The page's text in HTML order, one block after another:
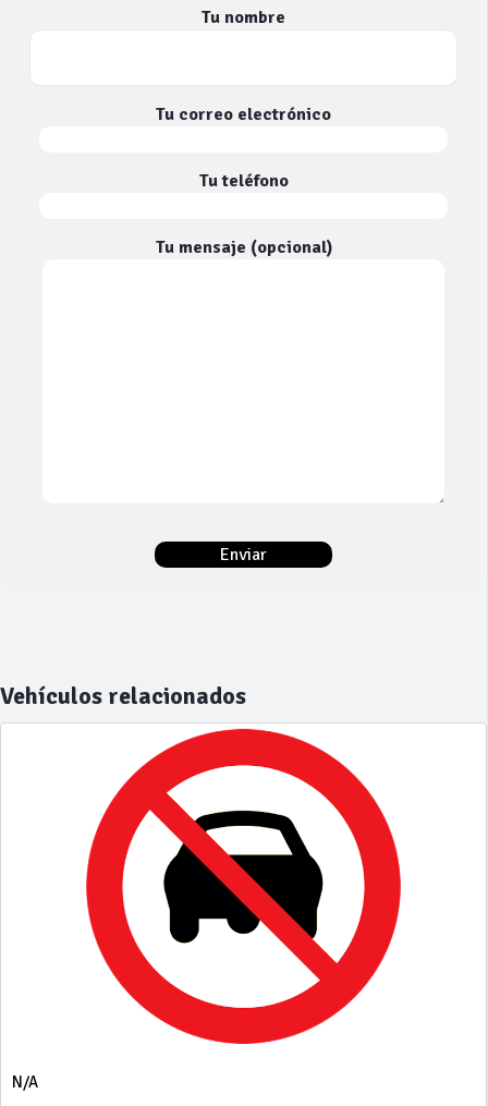
Tu nombre
Tu correo electrónico
Tu teléfono
Tu mensaje (opcional)
Vehículos relacionados
N/A